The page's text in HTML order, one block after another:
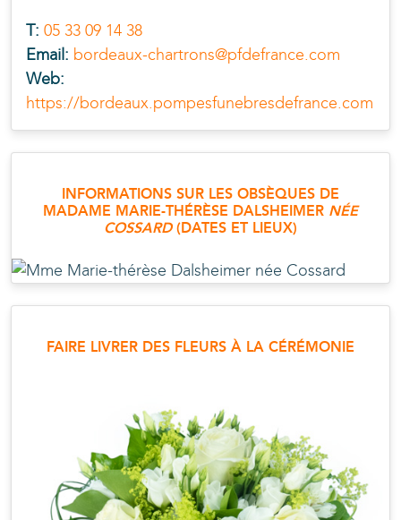
T: 05 33 09 14 38
Email: bordeaux-chartrons@pfdefrance.com
Web:
https://bordeaux.pompesfunebresdefrance.com
INFORMATIONS SUR LES OBSÈQUES DE
MADAME MARIE-THÉRÈSE DALSHEIMER NÉE
COSSARD(DATES ET LIEUX)
FAIRE LIVRER DES FLEURS À LA CÉRÉMONIE